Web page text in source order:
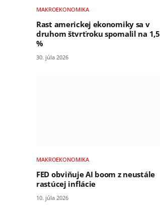
MAKROEKONOMIKA
Rast americkej ekonomiky sa v
druhom štvrťroku spomalil na 1,5
%
30. júla 2026
MAKROEKONOMIKA
FED obviňuje AI boom z neustále
rastúcej inflácie
10. júla 2026